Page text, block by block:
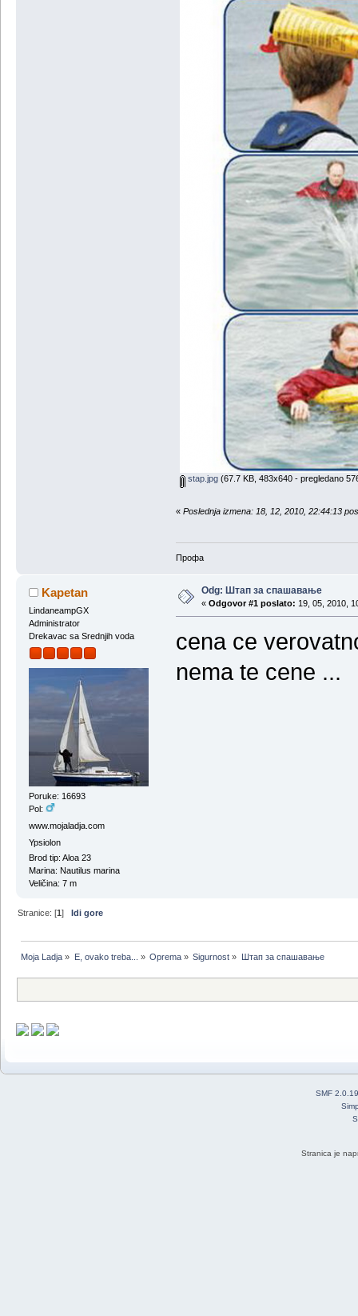
stap.jpg(67.7 KB, 483x640 - pregledano
« Poslednja izmena: 18, 12, 2010, 22:44:13
Профа
Kapetan
LindaneampGX
Administrator
Drekavac sa Srednjih voda
Poruke: 16693
Pol:
www.mojaladja.com
Ypsiolon
Brod tip: Aloa 23
Marina: Nautilus marina
Veličina: 7 m
Odg: Штап за спашавање
« Odgovor #1 poslato: 19, 05, 2010,
cena ce
nema te cene ...
Stranice: [1] Idi gore
Moja Ladja » E, ovako treba... » Oprema» Sigurnost » Штап за спашавање
SMF 2.0.19
Stranica je